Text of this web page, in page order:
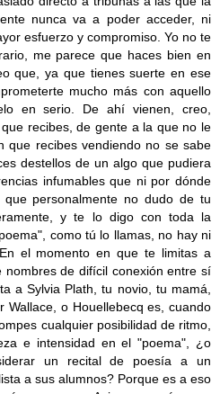
nunca va a poder acceder, ni
esfuerzo y compromiso. Yo no te
me parece que haces bien en
que, ya que tienes suerte en ese
mucho más con aquello
en serio. De ahí vienen, creo,
recibes, de gente a la que no le
que recibes vendiendo no se sabe
destellos de un algo que pudiera
infumables que ni por dónde
personalmente no dudo de tu
y te lo digo con toda la
como tú lo llamas, no hay ni
el momento en que te limitas a
nombres de difícil conexión entre sí
a Sylvia Plath, tu novio, tu mamá,
Wallace, o Houellebecq es, cuando
cualquier posibilidad de ritmo,
e intensidad en el "poema", ¿o
un recital de poesía a un
a sus alumnos? Porque es a eso